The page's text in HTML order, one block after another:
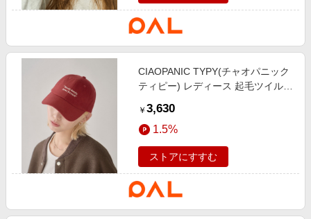
CIAOPANIC TYPY(チャオパニック
ティピー) レディース 起毛ツイルロ
￥ 3,630
1.5%
ストアにすすむ